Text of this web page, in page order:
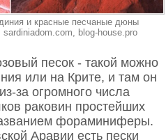
и красные песчаные дюны
blog-house.pro
песок - такой можно
или на Крите, и там он
за огромного числа
раковин простейших
фораминиферы.
Аравии есть пески